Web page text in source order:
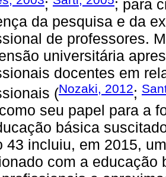
;
; para
da pesquisa e da
de professores.
universitária
docentes em
(Nozaki, 2012;
seu papel para a
básica
43 incluiu, em 2015,
com a educação